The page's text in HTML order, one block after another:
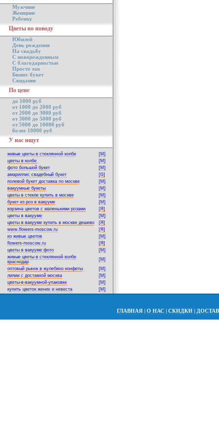
Мужчине
Женщине
Ребенку
Цветы по поводу
Юбилей
День рождения
На свадьбу
С новорожденным
С благодарностью
Просто так
Бизнес букет
Свидание
По цене
до 1000 руб
от 1000 до 2000 руб
от 2000 до 3000 руб
от 3000 до 5000 руб
от 5000 до 10000 руб
более 10000 руб
У нас ищут
живые цветы в стеклянной колбе
[M]
цветы в колбе
[M]
фото большой букет
[M]
амариллис свадебный букет
[G]
полевой букет доставка по москве
[M]
вакуумные букеты
[M]
цветы в стекле купить в москве
[M]
букет из роз в вакууме
[M]
корзина цветов с маленькими розами
[Я]
цветы в вакууме
[M]
цветы в вакууме купить в москве дешево
[Я]
www.flowers-moscow.ru
[Я]
из живых цветов
[M]
flowers-moscow.ru
[Я]
цветы в вакууме фото
[M]
живые цветы в стеклянной колбе
краснодар
[M]
оптовый рынок в жулебино конфеты
[M]
лилии с доставкой москва
[M]
цветы-в-вакуумной-упаковке
[M]
купить цветок жених и невеста
[M]
ГЛАВНАЯ | О НАС | СКИДКИ |